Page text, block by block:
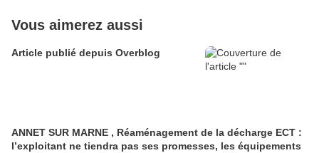
Vous aimerez aussi
Article publié depuis Overblog
ANNET SUR MARNE , Réaménagement de la décharge ECT :
l’exploitant ne tiendra pas ses promesses, les équipements